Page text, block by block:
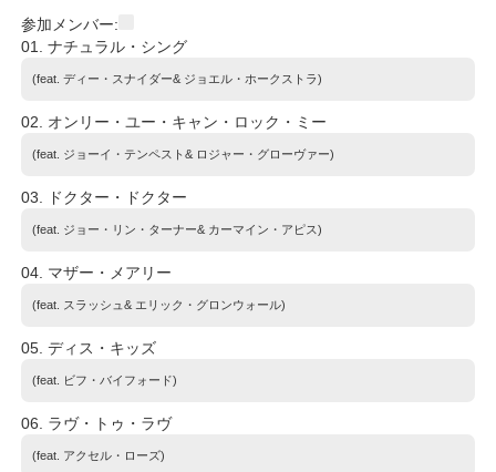
参加メンバー:
01. ナチュラル・シング
(feat. ディー・スナイダー& ジョエル・ホークストラ)
02. オンリー・ユー・キャン・ロック・ミー
(feat. ジョーイ・テンペスト& ロジャー・グローヴァー)
03. ドクター・ドクター
(feat. ジョー・リン・ターナー& カーマイン・アピス)
04. マザー・メアリー
(feat. スラッシュ& エリック・グロンウォール)
05. ディス・キッズ
(feat. ビフ・バイフォード)
06. ラヴ・トゥ・ラヴ
(feat. アクセル・ローズ)